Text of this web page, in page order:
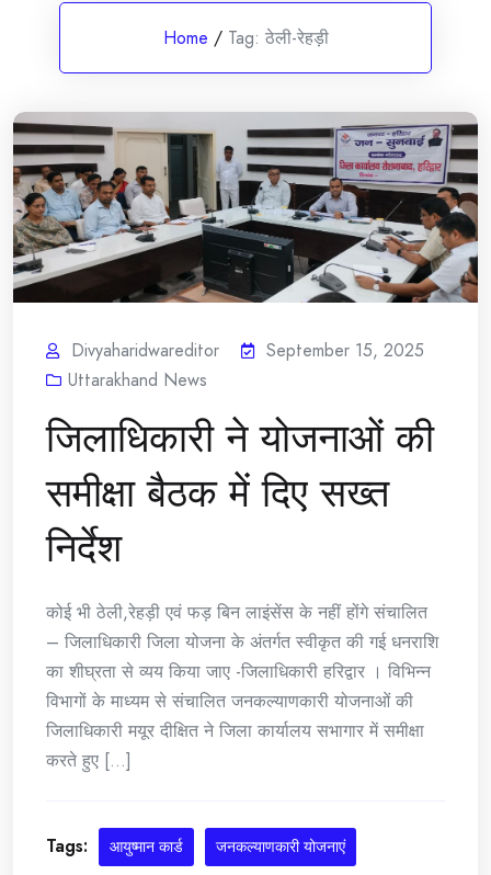
Home / Tag: ठेली-रेहड़ी
Divyaharidwareditor
September 15, 2025
Uttarakhand News
जिलाधिकारी ने योजनाओं की
समीक्षा बैठक में दिए सख्त
निर्देश
कोई भी ठेली,रेहड़ी एवं फड़ बिन लाइंसेंस के नहीं होंगे संचालित
– जिलाधिकारी जिला योजना के अंतर्गत स्वीकृत की गई धनराशि
का शीघ्रता से व्यय किया जाए -जिलाधिकारी हरिद्वार । विभिन्न
विभागों के माध्यम से संचालित जनकल्याणकारी योजनाओं की
जिलाधिकारी मयूर दीक्षित ने जिला कार्यालय सभागार में समीक्षा
करते हुए [...]
Tags: आयुष्मान कार्ड जनकल्याणकारी योजनाएं